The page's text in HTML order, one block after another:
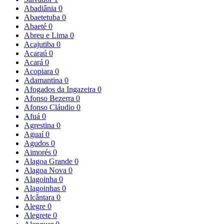
Abadiânia 0
Abaetetuba 0
Abaeté 0
Abreu e Lima 0
Acajutiba 0
Acaraú 0
Acará 0
Acopiara 0
Adamantina 0
Afogados da Ingazeira 0
Afonso Bezerra 0
Afonso Cláudio 0
Afuá 0
Agrestina 0
Aguaí0
Agudos 0
Aimorés 0
Alagoa Grande 0
Alagoa Nova 0
Alagoinha 0
Alagoinhas 0
Alcântara 0
Alegre 0
Alegrete 0